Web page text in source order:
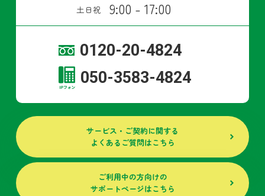
土日祝 9:00 - 17:00
0120-20-4824
050-3583-4824
サービス・ご契約に関する
よくあるご質問はこちら
ご利用中の方向けの
サポートページはこちら